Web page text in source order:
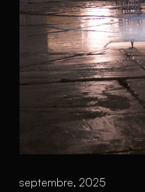
septembre, 2025